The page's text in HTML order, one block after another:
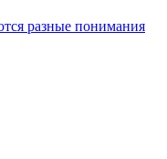
разные понимания